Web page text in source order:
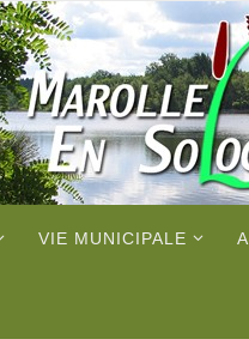
VIE MUNICIPALE